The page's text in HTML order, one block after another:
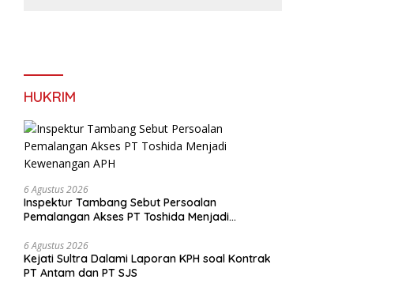
HUKRIM
6 Agustus 2026
Inspektur Tambang Sebut Persoalan
Pemalangan Akses PT Toshida Menjadi
6 Agustus 2026
Kejati Sultra Dalami Laporan KPH soal Kontrak
PT Antam dan PT SJS